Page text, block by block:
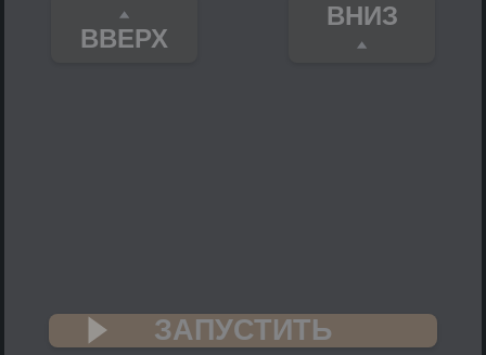
ВВЕРХ
ВНИЗ
ЗАПУСТИТЬ